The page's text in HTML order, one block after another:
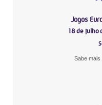
Jogos
18 de julho
Sabe mais